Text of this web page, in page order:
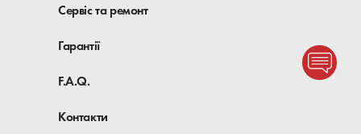
Сервіс та ремонт
Гарантії
F.A.Q.
Контакти